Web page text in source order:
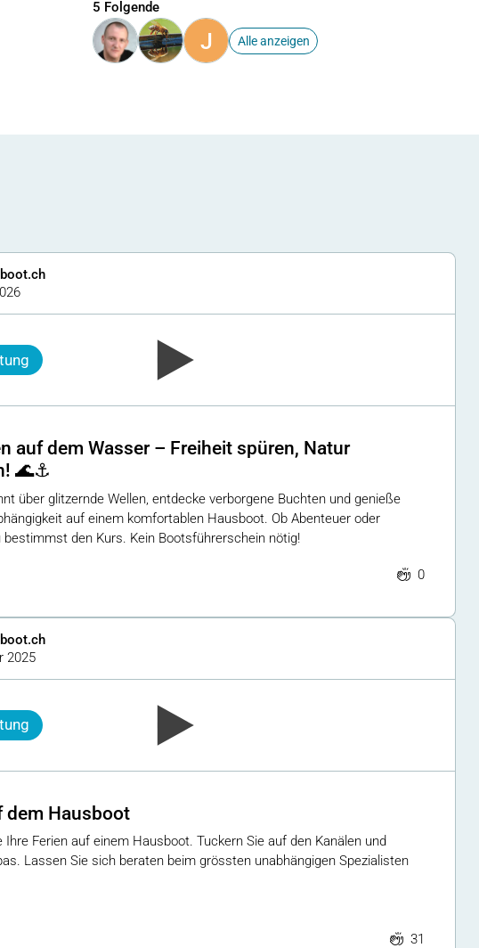
5 Folgende
J Alle anzeigen
auf dem Wasser – Freiheit spüren, Natur
🌊⚓
über glitzernde Wellen, entdecke verborgene Buchten und genieße
auf einem komfortablen Hausboot. Ob Abenteuer oder
bestimmst den Kurs. Kein Bootsführerschein nötig!
0
2025
dem Hausboot
Ihre Ferien auf einem Hausboot. Tuckern Sie auf den Kanälen und
Lassen Sie sich beraten beim grössten unabhängigen Spezialisten
31